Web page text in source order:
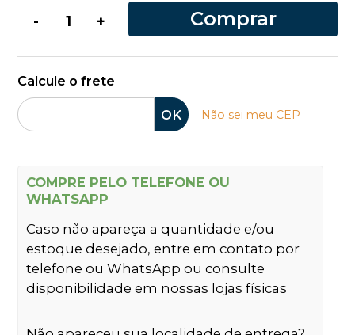
- + Comprar
Calcule o frete
OK Não sei meu CEP
COMPRE PELO TELEFONE OU
WHATSAPP
Caso não apareça a quantidade e/ou
estoque desejado, entre em contato por
telefone ou WhatsApp ou consulte
disponibilidade em nossas lojas físicas